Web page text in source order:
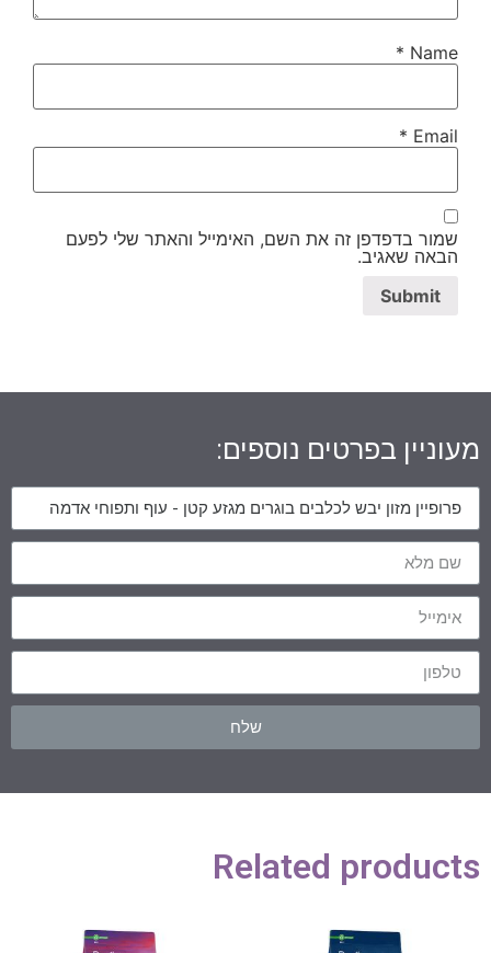
Name
*
Email
*
שמור בדפדפן זה את השם, האימייל והאתר שלי לפעם
הבאה שאגיב.
מעוניין בפרטים נוספים:
שלח
Related products